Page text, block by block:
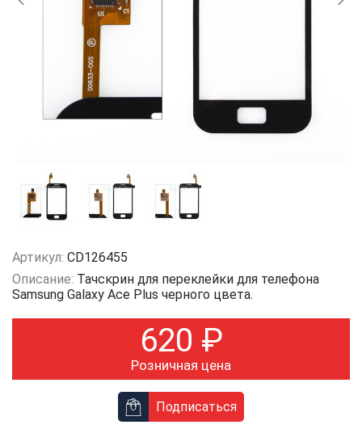
Артикул: CD126455
Описание: Тачскрин для переклейки для телефона
Samsung Galaxy Ace Plus черного цвета.
620 ₽
Розничная цена
Подписаться